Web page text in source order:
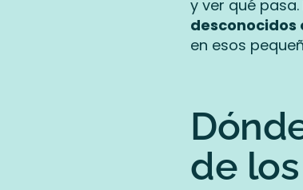
y ver qué pasa.
desconocidos
en esos
de